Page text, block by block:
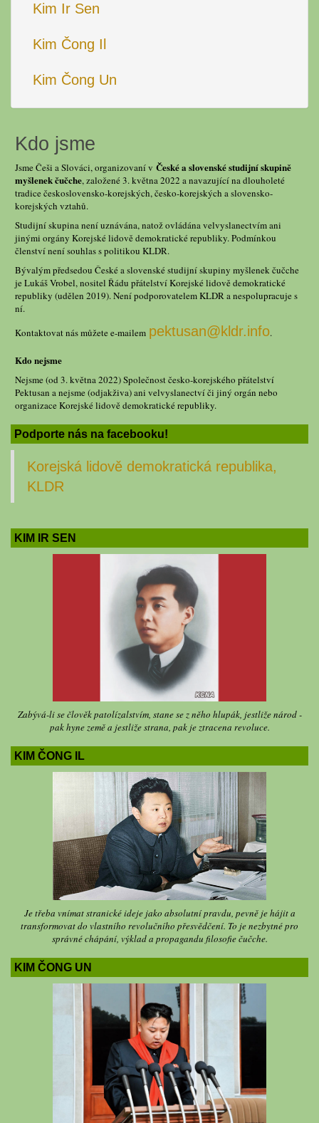
Kim Ir Sen
Kim Čong Il
Kim Čong Un
Kdo jsme
Jsme Češi a Slováci, organizovaní v České a slovenské studijní skupině
myšlenek čučche, založené 3. května 2022 a navazující na dlouholeté
tradice československo-korejských, česko-korejských a slovensko-
korejských vztahů.
Studijní skupina není uznávána, natož ovládána velvyslanectvím ani
jinými orgány Korejské lidově demokratické republiky. Podmínkou
členství není souhlas s politikou KLDR.
Bývalým předsedou České a slovenské studijní skupiny myšlenek čučche
je Lukáš Vrobel, nositel Řádu přátelství Korejské lidově demokratické
republiky (udělen 2019). Není podporovatelem KLDR a nespolupracuje s
ní.
Kontaktovat nás můžete e-mailem pektusan@kldr.info.
Kdo nejsme
Nejsme (od 3. května 2022) Společnost česko-korejského přátelství
Pektusan a nejsme (odjakživa) ani velvyslanectví či jiný orgán nebo
organizace Korejské lidově demokratické republiky.
Podporte nás na facebooku!
Korejská lidově demokratická republika,
KLDR
KIM IR SEN
Zabývá-li se člověk patolízalstvím, stane se z něho hlupák, jestliže národ -
pak hyne země a jestliže strana, pak je ztracena revoluce.
KIM ČONG IL
Je třeba vnímat stranické ideje jako absolutní pravdu, pevně je hájit a
transformovat do vlastního revolučního přesvědčení. To je nezbytné pro
správné chápání, výklad a propagandu filosofie čučche.
KIM ČONG UN